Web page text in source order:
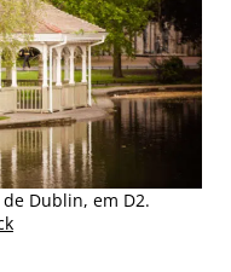
Dublin, em D2.